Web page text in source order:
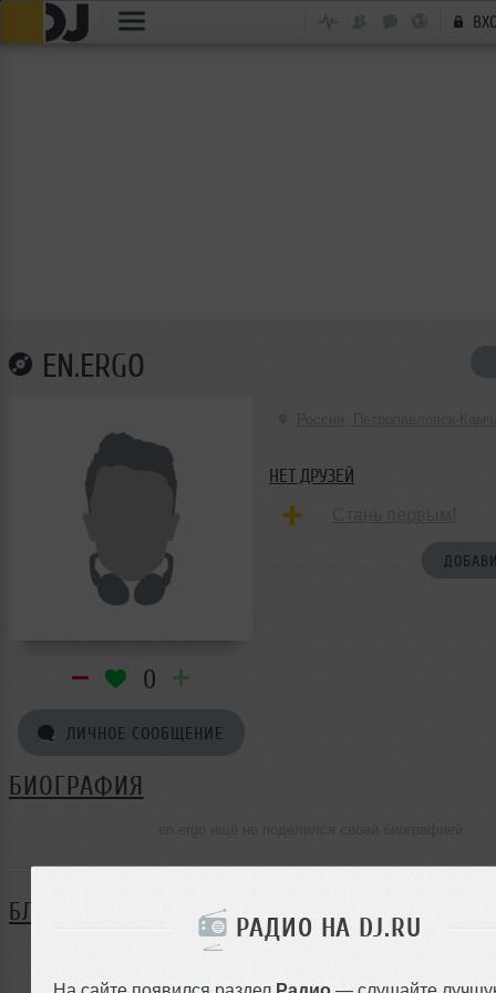
РАДИО НА DJ.RU
На сайте появился раздел Радио — слушайте
EN.ERGO
0
ЛИЧНОЕ СООБЩЕНИЕ
НЕТ ДРУЗЕЙ
БИОГРАФИЯ
БЛОГ